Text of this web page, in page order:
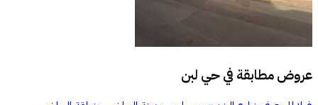
عروض مطابقة فيحي لبن